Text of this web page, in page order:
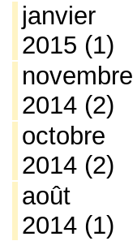
janvier
2015 (1)
novembre
2014(2)
octobre
2014(2)
août
2014(1)